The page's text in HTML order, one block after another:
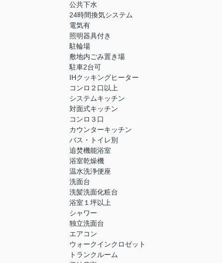
公共下水
24時間換気システム
電気有
照明器具付き
駐輪場
敷地内ごみ置き場
駐車2台可
IHクッキングヒーター
コンロ２口以上
システムキッチン
対面式キッチン
コンロ３口
カウンターキッチン
バス・トイレ別
追焚機能浴室
浴室乾燥機
温水洗浄便座
洗面台
洗髪洗面化粧台
浴室１坪以上
シャワー
独立洗面台
エアコン
ウォークインクロゼット
トランクルーム